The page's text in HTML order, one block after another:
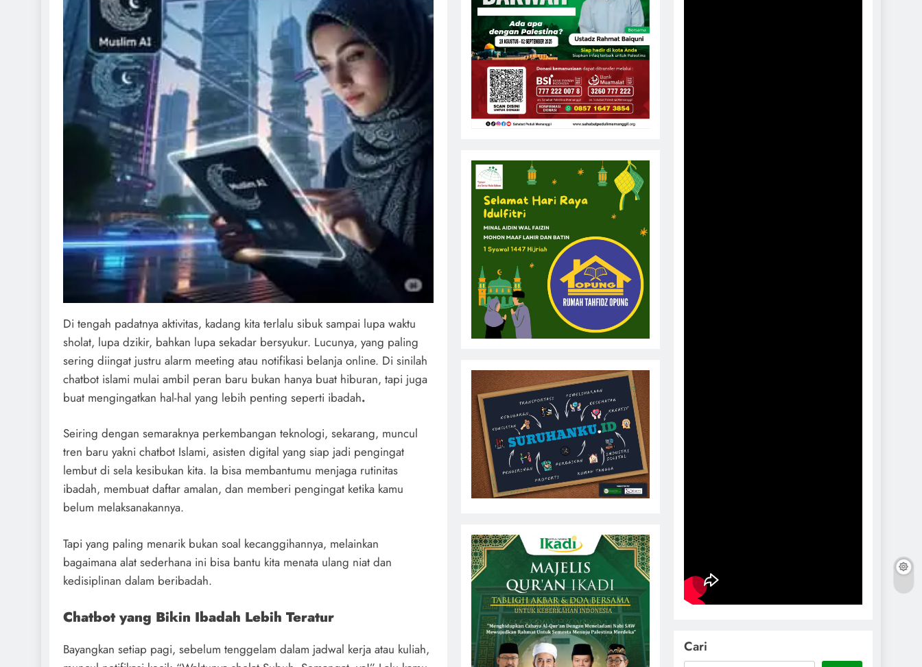
Di tengah padatnya aktivitas, kadang kita terlalu sibuk sampai lupa waktu
sholat, lupa dzikir, bahkan lupa sekadar bersyukur. Lucunya, yang paling
sering diingat justru alarm meeting atau notifikasi belanja online. Di sinilah
chatbot islami mulai ambil peran baru bukan hanya buat hiburan, tapi juga
buat mengingatkan hal-hal yang lebih penting seperti ibadah.
Seiring dengan semaraknya perkembangan teknologi, sekarang, muncul
tren baru yakni chatbot Islami, asisten digital yang siap jadi pengingat
lembut di sela kesibukan kita. Ia bisa membantumu menjaga rutinitas
ibadah, membuat daftar amalan, dan memberi pengingat ketika kamu
belum melaksanakannya.
Tapi yang paling menarik bukan soal kecanggihannya, melainkan
bagaimana alat sederhana ini bisa bantu kita menata ulang niat dan
kedisiplinan dalam beribadah.
Chatbot yang Bikin Ibadah Lebih Teratur
Bayangkan setiap pagi, sebelum tenggelam dalam jadwal kerja atau kuliah,
Cari